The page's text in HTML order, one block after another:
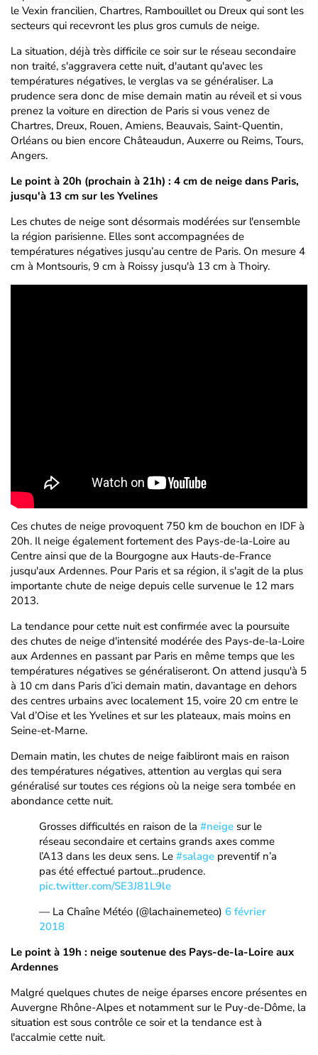
le Vexin francilien, Chartres, Rambouillet ou Dreux qui sont les
secteurs qui recevront les plus gros cumuls de neige.
La situation, déjà très difficile ce soir sur le réseau secondaire
non traité, s'aggravera cette nuit, d'autant qu'avec les
températures négatives, le verglas va se généraliser. La
prudence sera donc de mise demain matin au réveil et si vous
prenez la voiture en direction de Paris si vous venez de
Chartres, Dreux, Rouen, Amiens, Beauvais, Saint-Quentin,
Orléans ou bien encore Châteaudun, Auxerre ou Reims, Tours,
Angers.
Le point à 20h (prochain à 21h) : 4 cm de neige dans Paris,
jusqu'à 13 cm sur les Yvelines
Les chutes de neige sont désormais modérées sur l'ensemble
la région parisienne. Elles sont accompagnées de
températures négatives jusqu’au centre de Paris. On mesure 4
cm à Montsouris, 9 cm à Roissy jusqu'à 13 cm à Thoiry.
Ces chutes de neige provoquent 750 km de bouchon en IDF à
20h. Il neige également fortement des Pays-de-la-Loire au
Centre ainsi que de la Bourgogne aux Hauts-de-France
jusqu'aux Ardennes. Pour Paris et sa région, il s'agit de la plus
importante chute de neige depuis celle survenue le 12 mars
2013.
La tendance pour cette nuit est confirmée avec la poursuite
des chutes de neige d'intensité modérée des Pays-de-la-Loire
aux Ardennes en passant par Paris en même temps que les
températures négatives se généraliseront. On attend jusqu'à 5
à 10 cm dans Paris d’ici demain matin, davantage en dehors
des centres urbains avec localement 15, voire 20 cm entre le
Val d’Oise et les Yvelines et sur les plateaux, mais moins en
Seine-et-Marne.
Demain matin, les chutes de neige faibliront mais en raison
des températures négatives, attention au verglas qui sera
généralisé sur toutes ces régions où la neige sera tombée en
abondance cette nuit.
Grosses difficultés en raison de la #neige sur le
réseau secondaire et certains grands axes comme
l’A13 dans les deux sens. Le #salage preventif n’a
pas été effectué partout...prudence.
pic.twitter.com/SE3J81L9le
— La Chaîne Météo (@lachainemeteo) 6 février
2018
Le point à 19h : neige soutenue des Pays-de-la-Loire aux
Ardennes
Malgré quelques chutes de neige éparses encore présentes en
Auvergne Rhône-Alpes et notamment sur le Puy-de-Dôme, la
situation est sous contrôle ce soir et la tendance est à
l'accalmie cette nuit.